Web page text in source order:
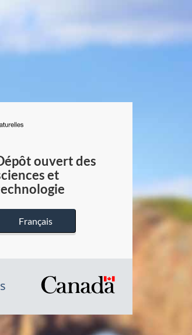
du
Canada
ouvert des
et
Français
/
du